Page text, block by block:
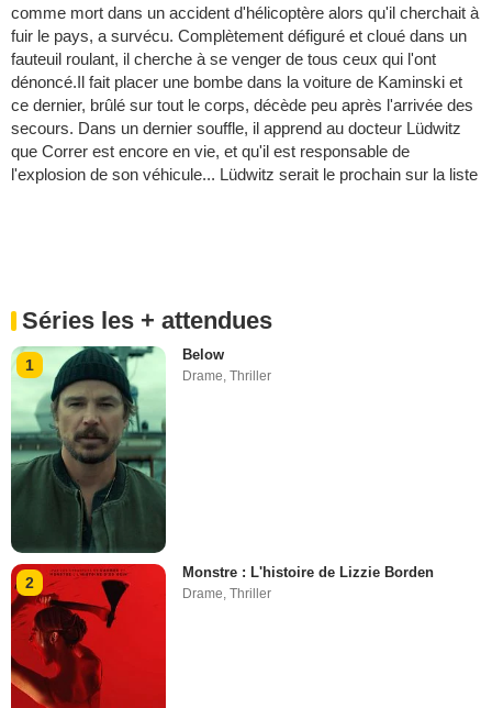
comme mort dans un accident d'hélicoptère alors qu'il cherchait à
fuir le pays, a survécu. Complètement défiguré et cloué dans un
fauteuil roulant, il cherche à se venger de tous ceux qui l'ont
dénoncé.Il fait placer une bombe dans la voiture de Kaminski et
ce dernier, brûlé sur tout le corps, décède peu après l'arrivée des
secours. Dans un dernier souffle, il apprend au docteur Lüdwitz
que Correr est encore en vie, et qu'il est responsable de
l'explosion de son véhicule... Lüdwitz serait le prochain sur la liste
Séries les + attendues
1
Below
Drame ,Thriller
2
Monstre : L'histoire de Lizzie Borden
Drame,Thriller